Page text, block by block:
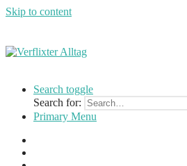
Skip to content
Alltag
einer
Mutter
Lehrerin
Search toggle
Search for:
Primary Menu